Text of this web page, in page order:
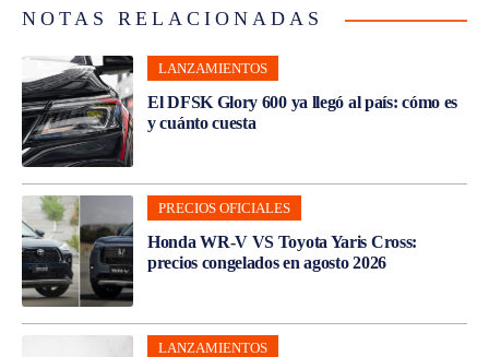
NOTAS RELACIONADAS
LANZAMIENTOS
El DFSK Glory 600 ya llegó al país: cómo es
y cuánto cuesta
PRECIOS OFICIALES
Honda WR-V VS Toyota Yaris Cross:
precios congelados en agosto 2026
LANZAMIENTOS